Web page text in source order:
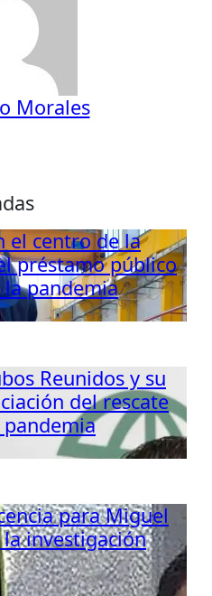
Morales
el centro de la
préstamo público
la pandemia
Reunidos y su
del rescate
para Miguel
investigación